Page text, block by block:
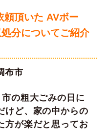
頼頂いた AVボー
分についてご紹介
布市
の粗大ごみの日に
けど、家の中からの
方が楽だと思ってお